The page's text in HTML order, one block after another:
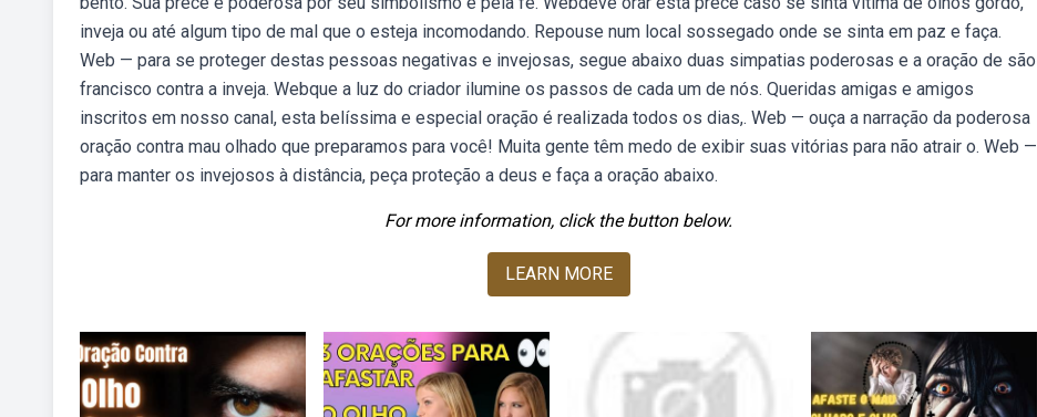
inveja ou até algum tipo de mal que o esteja incomodando. Repouse num local sossegado onde se sinta em paz e faça.
Web — para se proteger destas pessoas negativas e invejosas, segue abaixo duas simpatias poderosas e a oração de são
francisco contra a inveja. Webque a luz do criador ilumine os passos de cada um de nós. Queridas amigas e amigos
inscritos em nosso canal, esta belíssima e especial oração é realizada todos os dias,. Web — ouça a narração da poderosa
oração contra mau olhado que preparamos para você! Muita gente têm medo de exibir suas vitórias para não atrair o. Web —
para manter os invejosos à distância, peça proteção a deus e faça a oração abaixo.
For more information, click the button below.
LEARN MORE